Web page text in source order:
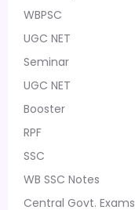
WBPSC
UGC NET
Seminar
UGC NET
Booster
RPF
SSC
WB SSC Notes
Central Govt. Exams